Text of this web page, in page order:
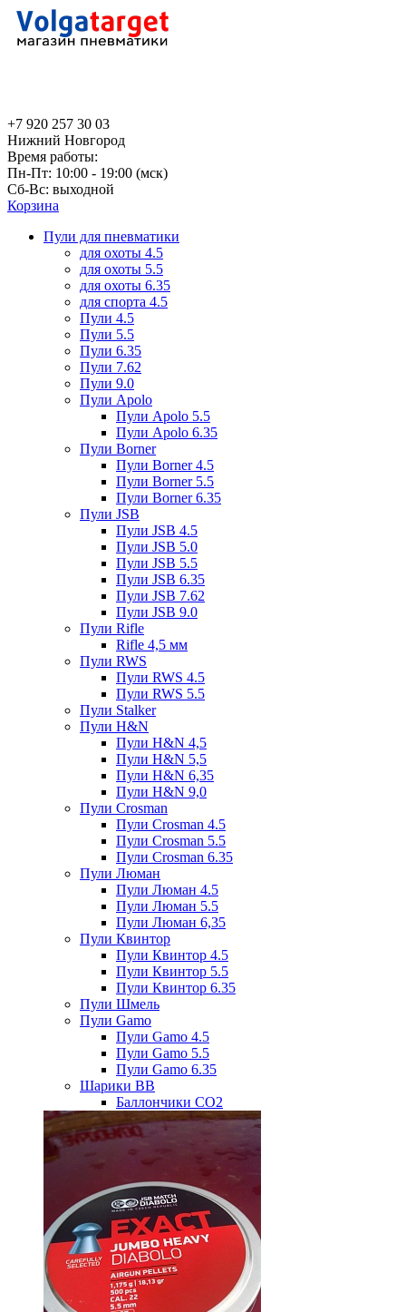
+7 920 257 30 03
Нижний Новгород
Время работы:
Пн-Пт: 10:00 - 19:00 (мск)
Сб-Вс: выходной
Корзина
Пули для пневматики
для охоты 4.5
для охоты 5.5
для охоты 6.35
для спорта 4.5
Пули 4.5
Пули 5.5
Пули 6.35
Пули 7.62
Пули 9.0
Пули Apolo
Пули Apolo 5.5
Пули Apolo 6.35
Пули Borner
Пули Borner 4.5
Пули Borner 5.5
Пули Borner 6.35
Пули JSB
Пули JSB 4.5
Пули JSB 5.0
Пули JSB 5.5
Пули JSB 6.35
Пули JSB 7.62
Пули JSB 9.0
Пули Rifle
Rifle 4,5 мм
Пули RWS
Пули RWS 4.5
Пули RWS 5.5
Пули Stalker
Пули H&N
Пули H&N 4,5
Пули H&N 5,5
Пули H&N 6,35
Пули H&N 9,0
Пули Crosman
Пули Crosman 4.5
Пули Crosman 5.5
Пули Crosman 6.35
Пули Люман
Пули Люман 4.5
Пули Люман 5.5
Пули Люман 6,35
Пули Квинтор
Пули Квинтор 4.5
Пули Квинтор 5.5
Пули Квинтор 6.35
Пули Шмель
Пули Gamo
Пули Gamo 4.5
Пули Gamo 5.5
Пули Gamo 6.35
Шарики BB
Баллончики CO2